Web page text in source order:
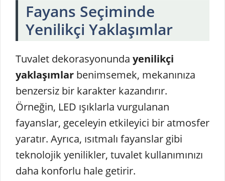
Fayans Seçiminde
Yenilikçi Yaklaşımlar
Tuvalet dekorasyonunda yenilikçi
yaklaşımlar benimsemek, mekanınıza
benzersiz bir karakter kazandırır.
Örneğin, LED ışıklarla vurgulanan
fayanslar, geceleyin etkileyici bir atmosfer
yaratır. Ayrıca, ısıtmalı fayanslar gibi
teknolojik yenilikler, tuvalet kullanımınızı
daha konforlu hale getirir.